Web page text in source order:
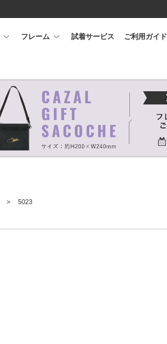
フレーム 試着サービス ご利用ガイド
5023